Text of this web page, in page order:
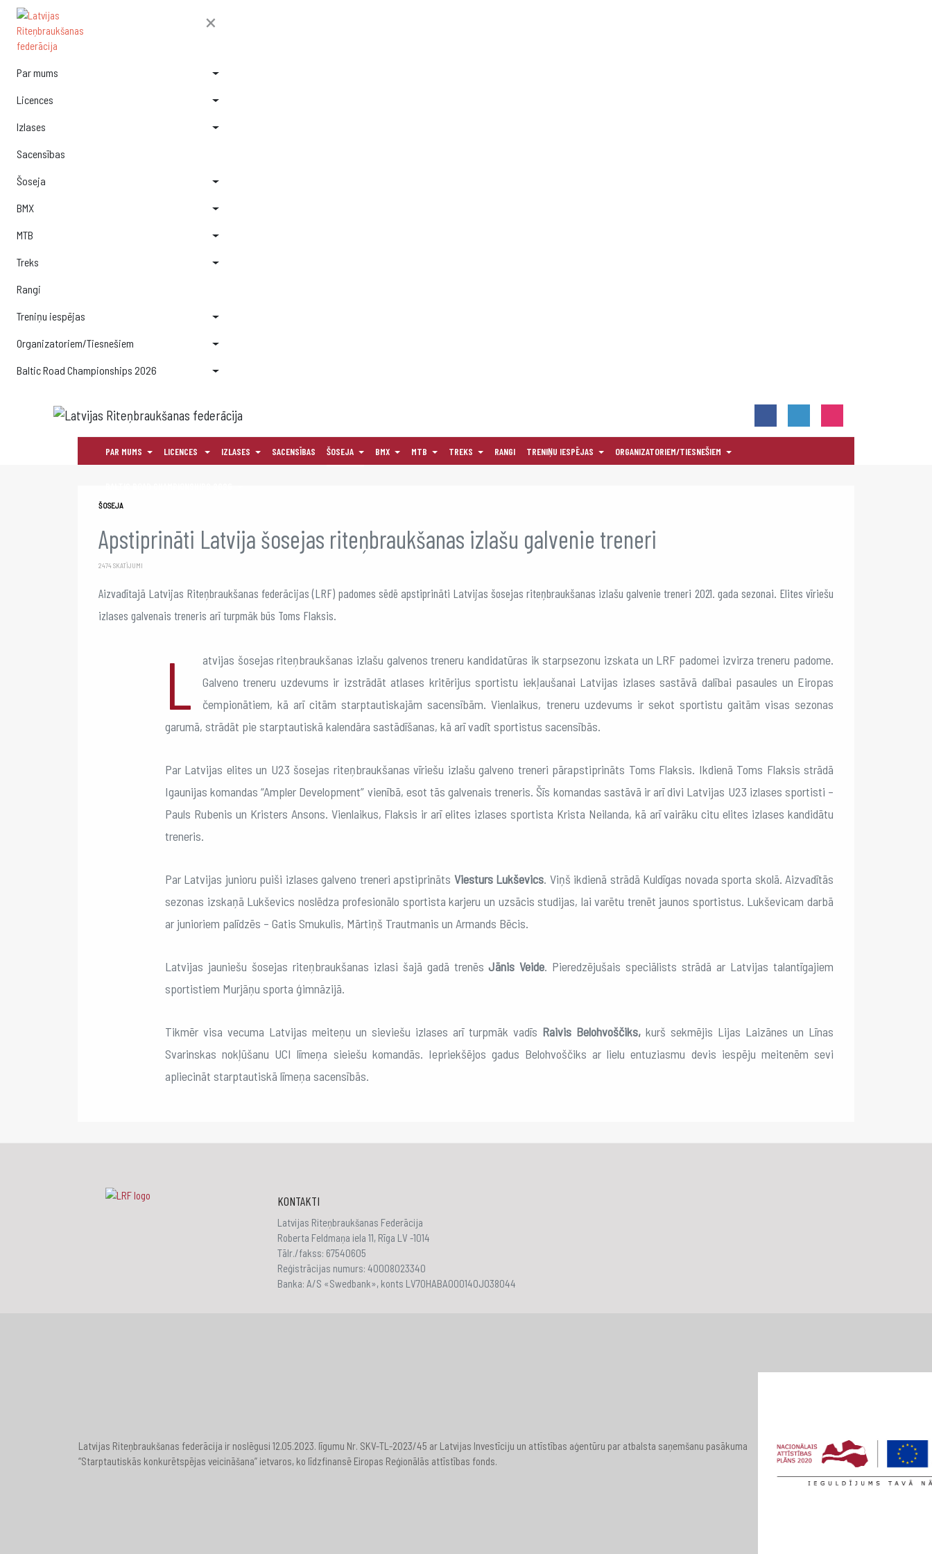
×
Par mums
Licences
Izlases
Sacensības
Šoseja
BMX
MTB
Treks
Rangi
Treniņu iespējas
Organizatoriem/Tiesnešiem
Baltic Road Championships 2026
PAR MUMS LICENCES IZLASES SACENSĪBAS ŠOSEJA BMX MTB TREKS RANGI TRENIŅU IESPĒJAS ORGANIZATORIEM/TIESNEŠIEM
ŠOSEJA
Apstiprināti Latvija šosejas riteņbraukšanas izlašu galvenie treneri
2474 SKATĪJUMI
Aizvadītajā Latvijas Riteņbraukšanas federācijas (LRF) padomes sēdē apstiprināti Latvijas šosejas riteņbraukšanas izlašu galvenie treneri 2021. gada sezonai. Elites vīriešu
izlases galvenais treneris arī turpmāk būs Toms Flaksis.
L
atvijas šosejas riteņbraukšanas izlašu galvenos treneru kandidatūras ik starpsezonu izskata un LRF padomei izvirza treneru padome.
Galveno treneru uzdevums ir izstrādāt atlases kritērijus sportistu iekļaušanai Latvijas izlases sastāvā dalībai pasaules un Eiropas
čempionātiem, kā arī citām starptautiskajām sacensībām. Vienlaikus, treneru uzdevums ir sekot sportistu gaitām visas sezonas
garumā, strādāt pie starptautiskā kalendāra sastādīšanas, kā arī vadīt sportistus sacensībās.
Par Latvijas elites un U23 šosejas riteņbraukšanas vīriešu izlašu galveno treneri pārapstiprināts Toms Flaksis. Ikdienā Toms Flaksis strādā
Igaunijas komandas “Ampler Development” vienībā, esot tās galvenais treneris. Šīs komandas sastāvā ir arī divi Latvijas U23 izlases sportisti –
Pauls Rubenis un Kristers Ansons. Vienlaikus, Flaksis ir arī elites izlases sportista Krista Neilanda, kā arī vairāku citu elites izlases kandidātu
treneris.
Par Latvijas junioru puiši izlases galveno treneri apstiprināts Viesturs Lukševics. Viņš ikdienā strādā Kuldīgas novada sporta skolā. Aizvadītās
sezonas izskaņā Lukševics noslēdza profesionālo sportista karjeru un uzsācis studijas, lai varētu trenēt jaunos sportistus. Lukševicam darbā
ar junioriem palīdzēs – Gatis Smukulis, Mārtiņš Trautmanis un Armands Bēcis.
Latvijas jauniešu šosejas riteņbraukšanas izlasi šajā gadā trenēsJānis Veide. Pieredzējušais speciālists strādā ar Latvijas talantīgajiem
sportistiem Murjāņu sporta ģimnāzijā.
Tikmēr visa vecuma Latvijas meiteņu un sieviešu izlases arī turpmāk vadīs Raivis Belohvoščiks, kurš sekmējis Lijas Laizānes un Līnas
Svarinskas nokļūšanu UCI līmeņa sieiešu komandās. Iepriekšējos gadus Belohvoščiks ar lielu entuziasmu devis iespēju meitenēm sevi
apliecināt starptautiskā līmeņa sacensībās.
KONTAKTI
Latvijas Riteņbraukšanas Federācija
Roberta Feldmaņa iela 11, Rīga LV -1014
Tālr./fakss: 67540605
Reģistrācijas numurs: 40008023340
Banka: A/S «Swedbank», konts LV70HABA000140J038044
Latvijas Riteņbraukšanas federācija ir noslēgusi 12.05.2023. līgumu Nr. SKV-TL-2023/45 ar Latvijas Investīciju un attīstības aģentūru par atbalsta saņemšanu pasākuma
“Starptautiskās konkurētspējas veicināšana” ietvaros, ko līdzfinansē Eiropas Reģionālās attīstības fonds.